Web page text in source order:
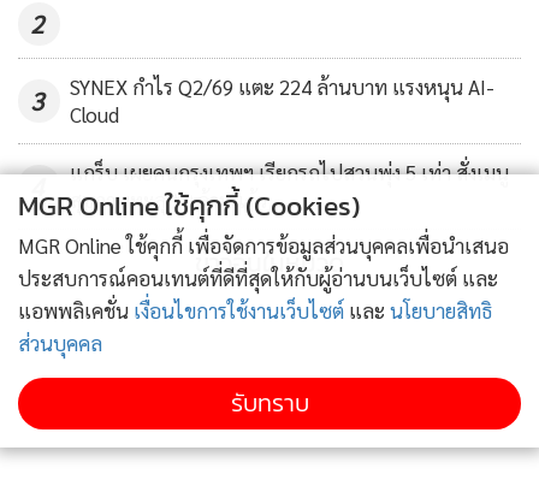
นายเลียแค็ท สุลต่าน แดนจี้ ประธานบริษัท อเมซอน ฟอลส์
จำกัด ผู้ลงทุนสร้างโครงการการ์ตูนเน็ทเวิร์คอเมโซน แห่งแรก
ของโลกในประเทศไทย กล่าวว่า สิ่งนี้จะเป็นความภาคภูมิใจให้แก่
2
3
SYNEX กำไร Q2/69 แตะ 224 ล้านบาท แรงหนุน AI-
Cloud
แกร็บ เผยคนกรุงเทพฯ เรียกรถไปสวนพุ่ง 5 เท่า สั่งเมนู
สุขภาพทะลุ 10 ล้านแก้ว
ข่าวอื่นในหมวด
MGR Online ใช้คุกกี้ (Cookies)
MGR Online ใช้คุกกี้ เพื่อจัดการข้อมูลส่วนบุคคลเพื่อนำเสนอ
ประสบการณ์คอนเทนต์ที่ดีที่สุดให้กับผู้อ่านบนเว็บไซต์ และ
แอพพลิเคชั่น เงื่อนไขการใช้งานเว็บไซต์ และ นโยบายสิทธิ
ส่วนบุคคล
รับทราบ